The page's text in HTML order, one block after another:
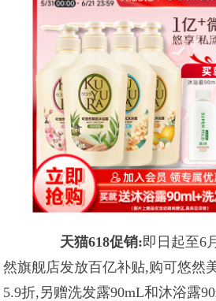
天猫618促销:即日起至6
然旗舰店发放百亿补贴,购可悠然
5.9折,另赠洗发露90mL和沐浴露